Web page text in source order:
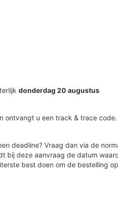
donderdag 20 augustus
ontvangt u een track & trace code.
deadline? Vraag dan via de
bij deze aanvraag de datum
best doen om de bestelling